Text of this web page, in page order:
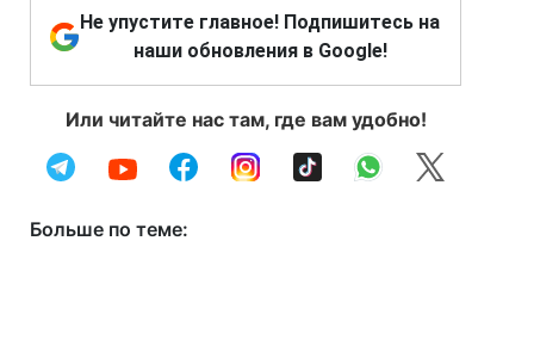
Не упустите главное! Подпишитесь на
наши обновления в Google!
Или читайте нас там, где вам удобно!
Больше по теме: